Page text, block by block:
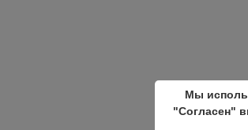
Мы
"Согласен"